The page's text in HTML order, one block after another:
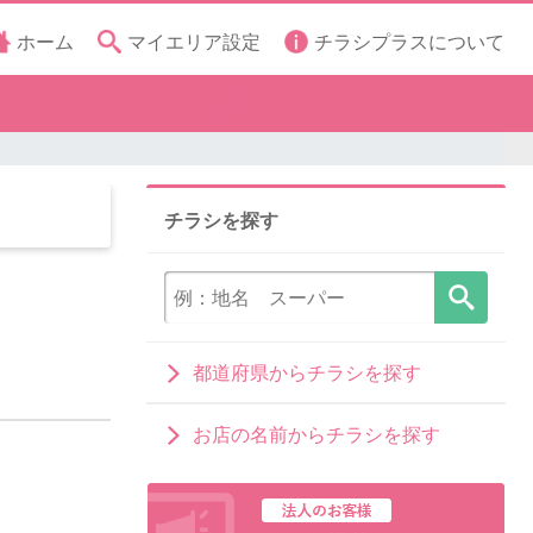
ホーム マイエリア設定 チラシプラスについて
チラシを探す
都道府県からチラシを探す
お店の名前からチラシを探す